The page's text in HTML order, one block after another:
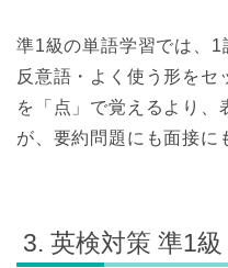
準1級の単語学習では、1
反意語・よく使う形をセ
を「点」で覚えるより、
が、要約問題にも面接に
3. 英検対策 準1